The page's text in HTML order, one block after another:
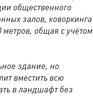
общественного
залов, коворкинга
общая с учётом
здание, но
вместить всю
в ландшафт без